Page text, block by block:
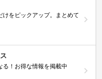
けをピックアップ。まとめて
る！お得な情報を掲載中